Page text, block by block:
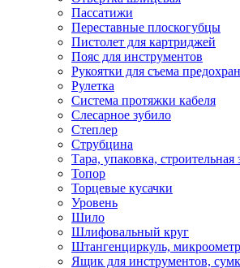
Пассатижи
Переставные плоскогубцы
Пистолет для картриджей
Пояс для инструментов
Рукоятки для съема
Рулетка
Система протяжки кабеля
Слесарное зубило
Степлер
Струбцина
Тара, упаковка,
Топор
Торцевые кусачки
Уровень
Шило
Шлифовальный круг
Штангенциркуль, микроометр
Ящик для инструментов,